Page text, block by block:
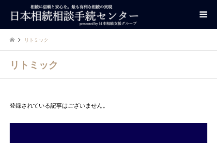
リトミック
リトミック
登録されている記事はございません。